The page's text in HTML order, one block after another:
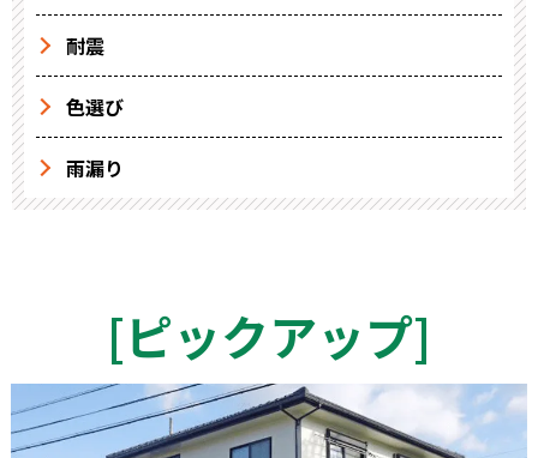
耐震
色選び
雨漏り
[ピックアップ]